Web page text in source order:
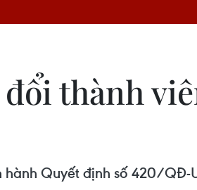
thành
Quyết định số 420/